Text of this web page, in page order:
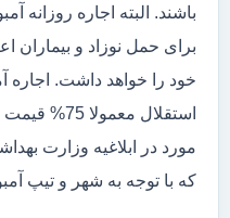
باشند. البته اجاره
برای حمل نوزاد و
خود را خواهد داشت.
استقلال
مورد در ابلاغیه وزارت
که با توجه به شهر و تیپ